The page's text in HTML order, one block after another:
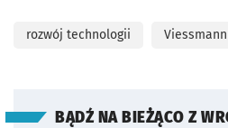
rozwój technologii Viessmann
BĄDŹ NA BIEŻĄCO Z